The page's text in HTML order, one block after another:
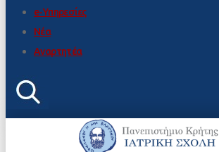
e-Υπηρεσίες
Νέα
Αναρτητέα